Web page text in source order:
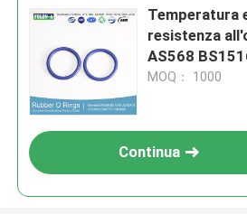
Temperatura
resistenza
AS568
MOQ： 1000
Continua